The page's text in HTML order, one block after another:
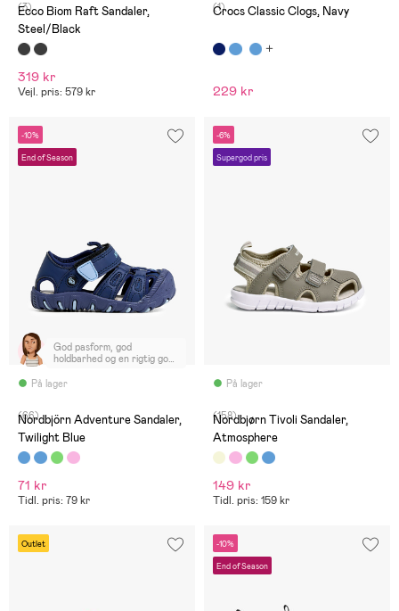
(3)
Ecco Biom Raft Sandaler,
Steel/Black
319 kr
Vejl. pris: 579 kr
(1)
Crocs Classic Clogs, Navy
229 kr
-10%
End of Season
På lager
God pasform, god
holdbarhed og en rigtig god
(66)
Nordbjörn Adventure Sandaler,
Twilight Blue
71 kr
Tidl. pris: 79 kr
-6%
Supergod pris
På lager
(158)
Nordbjørn Tivoli Sandaler,
Atmosphere
149 kr
Tidl. pris: 159 kr
Outlet -10%
End of Season